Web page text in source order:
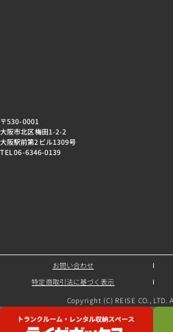
〒530-0001
大阪市北区梅田1-2-2
大阪駅前第2ビル1309号
TEL 06-6346-0139
お問い合わせ
特定商取引法に基づく表示
Copyright (C) REISE CO., LTD.